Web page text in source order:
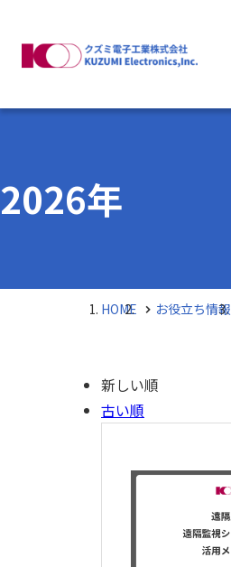
2026年
HOME お役立ち情報
新しい順
古い順